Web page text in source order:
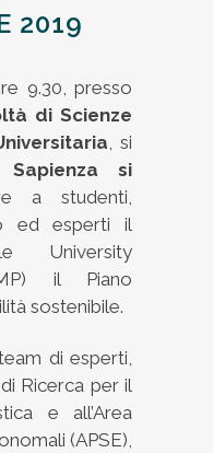
2019
9.30, presso
di Scienze
, si
Sapienza si
a studenti,
ed esperti il
University
il Piano
sostenibile.
di esperti,
Ricerca per il
e all’Area
(APSE),